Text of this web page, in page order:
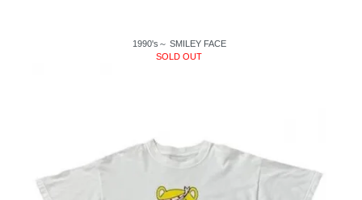
1990's～ SMILEY FACE
SOLD OUT